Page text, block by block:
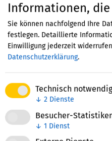
Informationen,
Sie können nachfolgend Ihre
festlegen. Detaillierte
Einwilligung jederzeit
Datenschutzerklärung.
Technisch
↓ 2 Dienste
Besucher-
↓ 1 Dienst
Das sagen
teilhaber über das
Länderebene
Fachaustausch,
von guten Ideen auf